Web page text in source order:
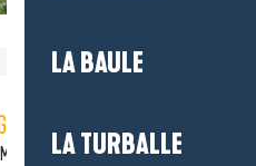
LA BAULE
LA TURBALLE
& Kontaktdaten